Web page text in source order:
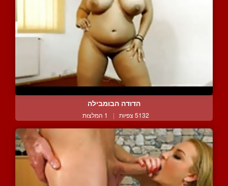
הדודה הבומבילה
5132 צפיות | 1 המלצות